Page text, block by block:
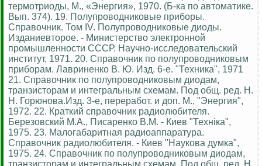
термотриоды, М., «Энергия», 1970. (Б-ка по автоматике.
Вып. 374). 19. Полупроводниковые приборы.
Справочник. Том IV. Полупроводниковые диоды.
Изданиевторое. - Министерство электронной
промышленности СССР. Научно-исследовательский
институт, 1971. 20. Справочник по полупроводниковым
приборам. Лавриненко В. Ю. Изд. 6-е. "Техника", 1971
21. Справочник по полупроводниковым диодам,
транзисторам и интегральным схемам. Под общ. ред. Н.
Н. Горюнова.Изд. 3-е, переработ. и доп. М., "Энергия",
1972. 22. Краткий справочник радиолюбителя.
Березовский М.А., Писаренко В.М. - Киев "Технiка",
1975. 23. Малогабаритная радиоаппаратура.
Справочник радиолюбителя. - Киев "Наукова думка",
1975. 24. Справочник по полупроводниковым диодам,